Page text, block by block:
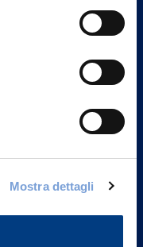
Mostra dettagli